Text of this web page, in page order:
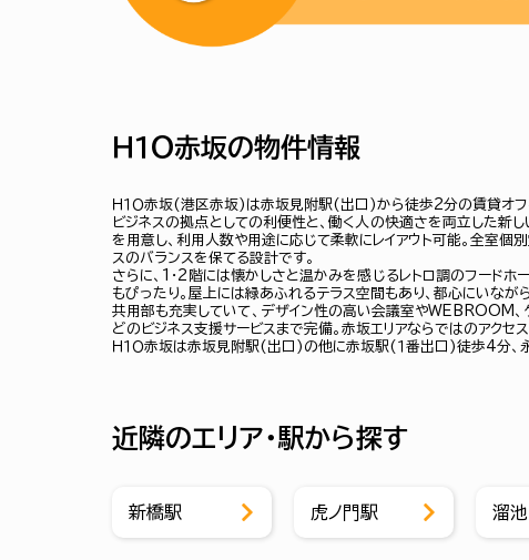
Ｈ１Ｏ赤坂の物件情報
Ｈ１Ｏ赤坂(港区赤坂)は赤坂見附駅(出口)から徒歩2分の賃貸オフ
ビジネスの拠点としての利便性と、働く人の快適さを両立した
を用意し、利用人数や用途に応じて柔軟にレイアウト可能。全室個
スのバランスを保てる設計です。
さらに、1・2階には懐かしさと温かみを感じるレトロ調のフード
もぴったり。屋上には緑あふれるテラス空間もあり、都心にいなが
共用部も充実していて、デザイン性の高い会議室やWEBROOM、
どのビジネス支援サービスまで完備。赤坂エリアならではのアクセ
Ｈ１Ｏ赤坂は赤坂見附駅(出口)の他に赤坂駅(１番出口)徒歩4分
近隣のエリア・駅から探す
新橋駅 虎ノ門駅 溜